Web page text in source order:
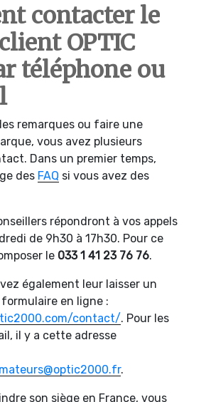
contacter le
OPTIC
téléphone ou
remarques ou faire une
vous avez plusieurs
Dans un premier temps,
des FAQ si vous avez des
répondront à vos appels
de 9h30 à 17h30. Pour ce
le 033 1 41 23 76 76.
également leur laisser un
en ligne :
contact/. Pour les
il y a cette adresse
.
son siège en France, vous